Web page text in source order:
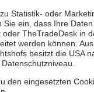
Dienste & Leistungen
Mitarbeiten & Lernen